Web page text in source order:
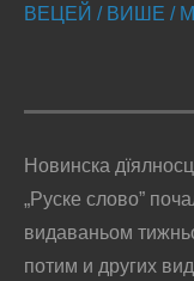
ВЕЦЕЙ / ВИШЕ /
Новинска
„Руске слово”
видаваньом
потим и других